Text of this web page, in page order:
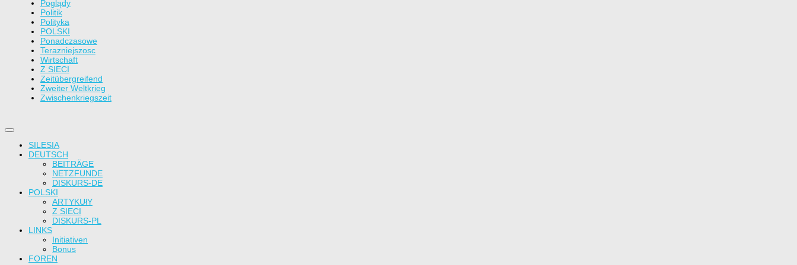
Poglądy
Politik
Polityka
POLSKI
Ponadczasowe
Terazniejszosc
Wirtschaft
Z SIECI
Zeitübergreifend
Zweiter Weltkrieg
Zwischenkriegszeit
SILESIA
DEUTSCH
BEITRÄGE
NETZFUNDE
DISKURS-DE
POLSKI
ARTYKUłY
Z SIECI
DISKURS-PL
LINKS
Initiativen
Bonus
FOREN